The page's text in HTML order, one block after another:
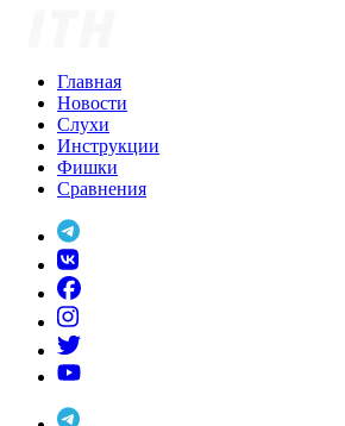
Главная
Новости
Слухи
Инструкции
Фишки
Сравнения